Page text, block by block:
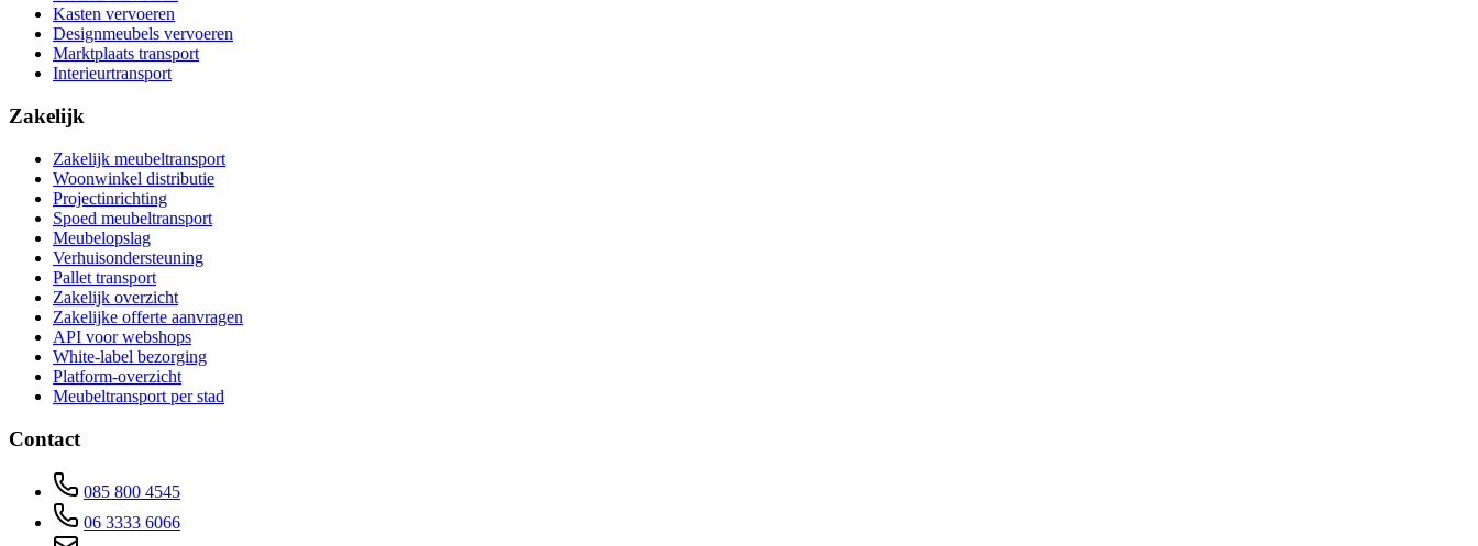
Kasten vervoeren
Designmeubels vervoeren
Marktplaats transport
Interieurtransport
Zakelijk
Zakelijk meubeltransport
Woonwinkel distributie
Projectinrichting
Spoed meubeltransport
Meubelopslag
Verhuisondersteuning
Pallet transport
Zakelijk overzicht
Zakelijke offerte aanvragen
API voor webshops
White-label bezorging
Platform-overzicht
Meubeltransport per stad
Contact
085 800 4545
06 3333 6066